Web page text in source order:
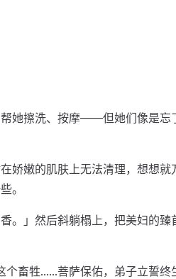
她擦洗、按摩——但她们像是忘
娇嫩的肌肤上无法清理，想想就
。
。」然后斜躺榻上，把美妇的臻
个畜牲……菩萨保佑，弟子立誓终